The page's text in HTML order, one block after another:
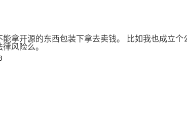
拿开源的东西包装下拿去卖钱。 比如我也成立
风险么。